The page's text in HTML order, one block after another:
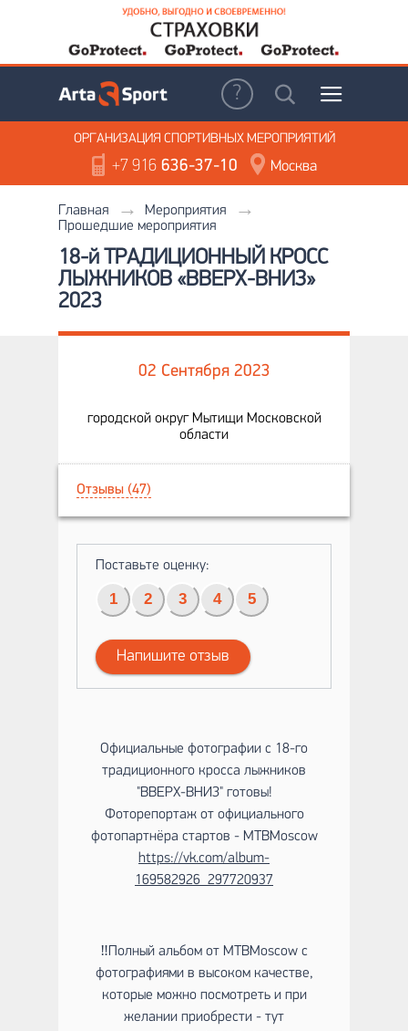
ОРГАНИЗАЦИЯ СПОРТИВНЫХ МЕРОПРИЯТИЙ
+7 916636-37-10 Москва
Главная
Мероприятия
Прошедшие мероприятия
18-й ТРАДИЦИОННЫЙ КРОСС
ЛЫЖНИКОВ «ВВЕРХ-ВНИЗ»
2023
02 Сентября 2023
городской округ Мытищи Московской
области
Отзывы (47)
Поставьте оценку:
1 2 3 4 5
Напишите отзыв
Официальные фотографии с 18-го
традиционного кросса лыжников
"ВВЕРХ-ВНИЗ" готовы!
Фоторепортаж от официального
фотопартнёра стартов - MTBMoscow
https://vk.com/album-
169582926_297720937
‼Полный альбом от MTBMoscow с
фотографиями в высоком качестве,
которые можно посмотреть и при
желании приобрести - тут